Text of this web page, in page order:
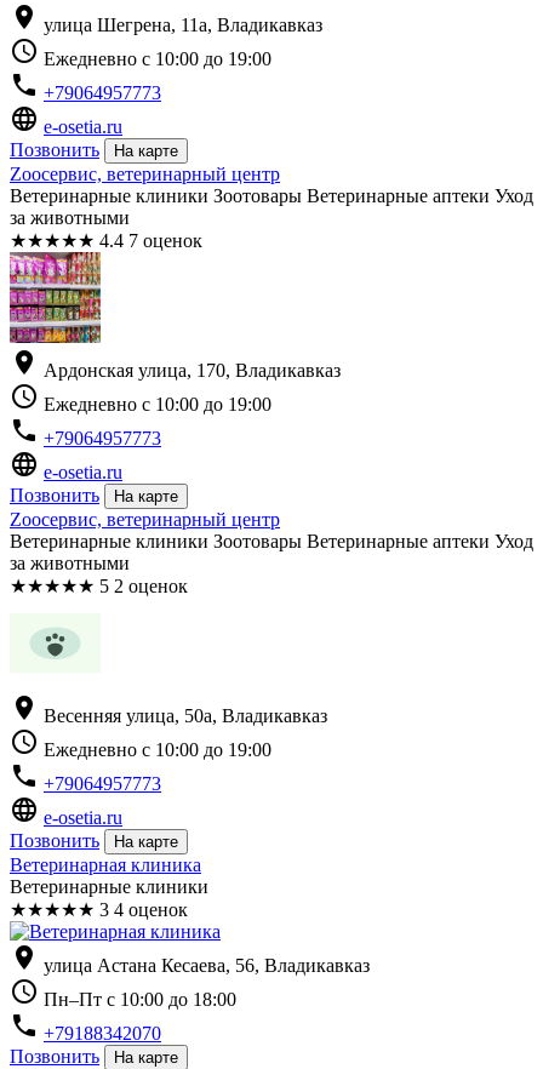
location_on улица Шегрена, 11а, Владикавказ
schedule Ежедневно с 10:00 до 19:00
phone +79064957773
language e-osetia.ru
Позвонить
На карте
Zooсервис, ветеринарный центр
Ветеринарные клиники Зоотовары Ветеринарные аптеки Уход
за животными
★★★★★ 4.4 7 оценок
location_on Ардонская улица, 170, Владикавказ
schedule Ежедневно с 10:00 до 19:00
phone +79064957773
language e-osetia.ru
Позвонить
На карте
Zooсервис, ветеринарный центр
Ветеринарные клиники Зоотовары Ветеринарные аптеки Уход
за животными
★★★★★ 5 2 оценок
location_on Весенняя улица, 50а, Владикавказ
schedule Ежедневно с 10:00 до 19:00
phone +79064957773
language e-osetia.ru
Позвонить
На карте
Ветеринарная клиника
Ветеринарные клиники
★★★★★ 3 4 оценок
location_on улица Астана Кесаева, 56, Владикавказ
schedule Пн–Пт с 10:00 до 18:00
phone +79188342070
Позвонить
На карте